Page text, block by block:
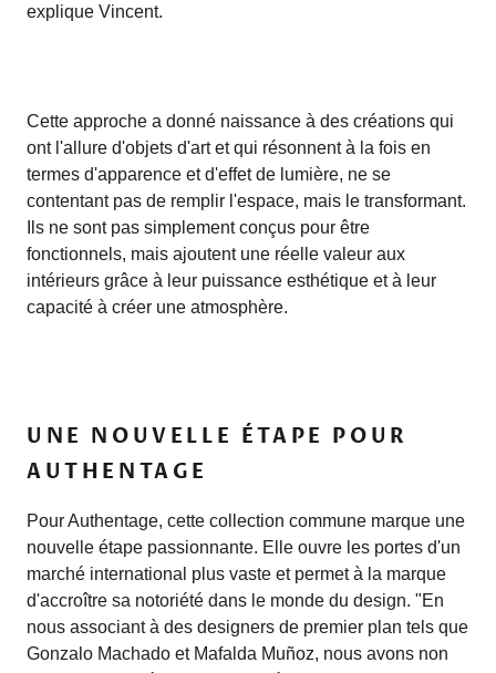
explique Vincent.
Cette approche a donné naissance à des créations qui
ont l'allure d'objets d'art et qui résonnent à la fois en
termes d'apparence et d'effet de lumière, ne se
contentant pas de remplir l'espace, mais le transformant.
Ils ne sont pas simplement conçus pour être
fonctionnels, mais ajoutent une réelle valeur aux
intérieurs grâce à leur puissance esthétique et à leur
capacité à créer une atmosphère.
UNE NOUVELLE ÉTAPE POUR
AUTHENTAGE
Pour Authentage, cette collection commune marque une
nouvelle étape passionnante. Elle ouvre les portes d'un
marché international plus vaste et permet à la marque
d'accroître sa notoriété dans le monde du design. "En
nous associant à des designers de premier plan tels que
Gonzalo Machado et Mafalda Muñoz, nous avons non